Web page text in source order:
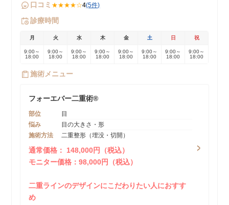
口コミ ★★★★☆4(5件)
診療時間
月 火 水 木 金 土 日 祝
9:00～
18:00
9:00～
18:00
9:00～
18:00
9:00～
18:00
9:00～
18:00
9:00～
18:00
9:00～
18:00
9:00～
18:00
施術メニュー
フォーエバー二重術®️
部位
目
悩み
目の大きさ・形
施術方法
二重整形（埋没・切開）
通常価格： 148,000円（税込）
モニター価格：98,000円（税込）
二重ラインのデザインにこだわりたい人におすす
め